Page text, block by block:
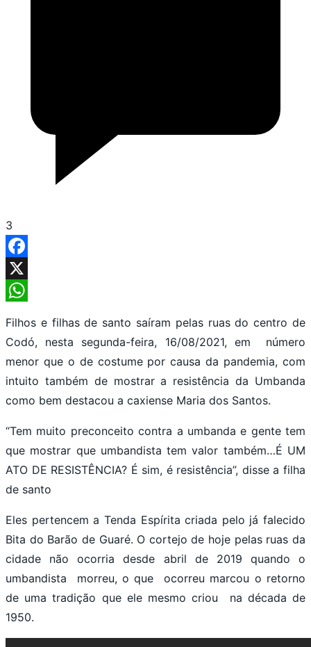
3
Facebook
X
Filhos e filhas de santo saíram pelas ruas do centro de
Codó, nesta segunda-feira, 16/08/2021, em número
menor que o de costume por causa da pandemia, com
intuito também de mostrar a resistência da Umbanda
como bem destacou a caxiense Maria dos Santos.
“Tem muito preconceito contra a umbanda e gente tem
que mostrar que umbandista tem valor também…É UM
ATO DE RESISTÊNCIA? É sim, é resistência”, disse a filha
de santo
Eles pertencem a Tenda Espírita criada pelo já falecido
Bita do Barão de Guaré. O cortejo de hoje pelas ruas da
cidade não ocorria desde abril de 2019 quando o
umbandista morreu, o que ocorreu marcou o retorno
de uma tradição que ele mesmo criou na década de
1950.